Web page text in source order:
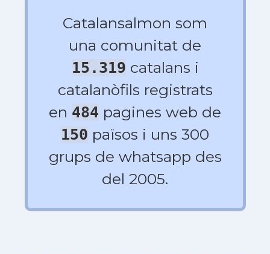
Catalansalmon som
una comunitat de
15.319 catalans i
catalanòfils registrats
en 484 pagines web de
150 països i uns 300
grups de whatsapp des
del 2005.